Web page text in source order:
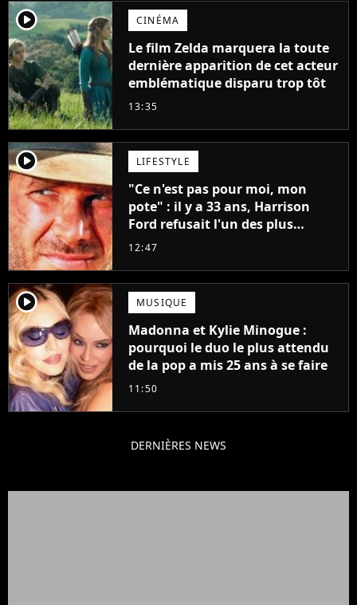
player2 CINÉMA
Le film Zelda marquera la toute
dernière apparition de cet acteur
emblématique disparu trop tôt
13:35
player2 LIFESTYLE
"Ce n'est pas pour moi, mon
pote" : il y a 33 ans, Harrison
Ford refusait l'un des plus
grands succès de tous les temps
12:47
player2 MUSIQUE
Madonna et Kylie Minogue :
pourquoi le duo le plus attendu
de la pop a mis 25 ans à se faire
11:50
DERNIÈRES NEWS